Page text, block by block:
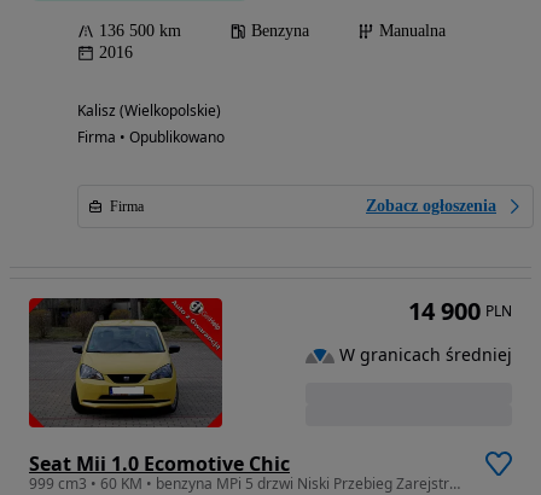
136 500 km Benzyna
Manualna
2016
Kalisz (Wielkopolskie)
Firma • Opublikowano
Firma Zobacz ogłoszenia
Seat Mii 1.0 Ecomotive Chic
999 cm3 • 60 KM • benzyna MPi 5 drzwi Niski Przebieg Zarejstrowany
14 900 PLN
W granicach średniej